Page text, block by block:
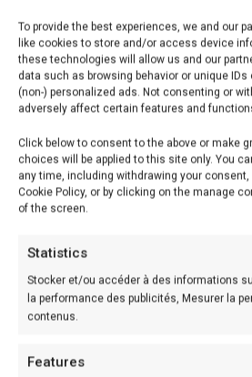
To provide the best experiences, we and our
like cookies to store and/or access device
these technologies will allow us and our
data such as browsing behavior or unique
(non-) personalized ads. Not consenting or
adversely affect certain features and
Click below to consent to the above or make
choices will be applied to this site only. You
any time, including withdrawing your
Cookie Policy, or by clicking on the manage
of the screen.
Statistics
Stocker et/ou accéder à des informations
la performance des publicités, Mesurer la
contenus.
Features
Hacher finement le céleri, ainsi
l’oignon préalablement pelés.
d’huile. Laisser frire à feu doux
minutes, en remuant de temps
cuillère en bois. Ajouter la viande
Augmenter le feu et la laisser
côtés. Ce procédé permet de